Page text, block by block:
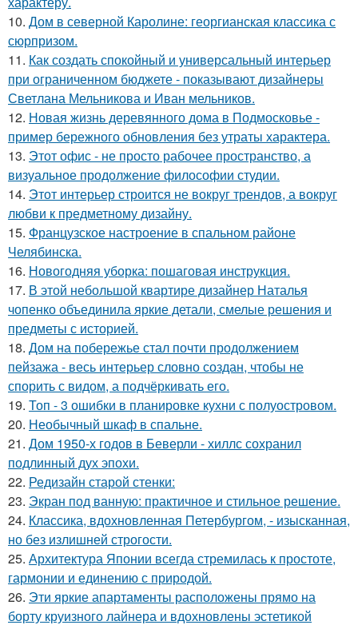
10. Дом в северной Каролине: георгианская классика с
сюрпризом.
11. Как создать спокойный и универсальный интерьер
при ограниченном бюджете - показывают дизайнеры
Светлана Мельникова и Иван мельников.
12. Новая жизнь деревянного дома в Подмосковье -
пример бережного обновления без утраты характера.
13. Этот офис - не просто рабочее пространство, а
визуальное продолжение философии студии.
14. Этот интерьер строится не вокруг трендов, а вокруг
любви к предметному дизайну.
15. Французское настроение в спальном районе
Челябинска.
16. Новогодняя уборка: пошаговая инструкция.
17. В этой небольшой квартире дизайнер Наталья
чопенко объединила яркие детали, смелые решения и
предметы с историей.
18. Дом на побережье стал почти продолжением
пейзажа - весь интерьер словно создан, чтобы не
спорить с видом, а подчёркивать его.
19. Топ - 3 ошибки в планировке кухни с полуостровом.
20. Необычный шкаф в спальне.
21. Дом 1950-х годов в Беверли - хиллс сохранил
подлинный дух эпохи.
22. Редизайн старой стенки:
23. Экран под ванную: практичное и стильное решение.
24. Классика, вдохновленная Петербургом, - изысканная,
но без излишней строгости.
25. Архитектура Японии всегда стремилась к простоте,
гармонии и единению с природой.
26. Эти яркие апартаменты расположены прямо на
борту круизного лайнера и вдохновлены эстетикой